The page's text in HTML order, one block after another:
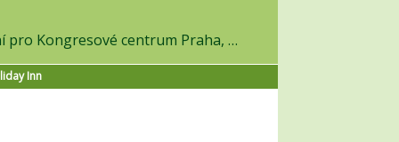
v on-line výběrovém řízení pro Kongresové centrum Praha, a.s.
Inn